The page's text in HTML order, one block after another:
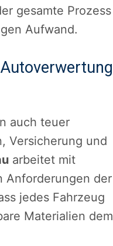
gesamte Prozess
Aufwand.
auch teuer
Versicherung und
arbeitet mit
Anforderungen der
jedes Fahrzeug
Materialien dem